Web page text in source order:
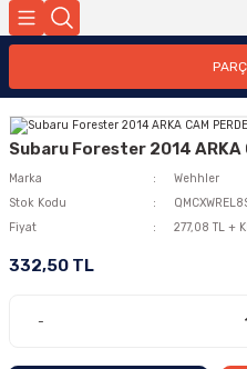
Subaru Forester 2014 ARKA
Marka
Wehhler
Stok Kodu
Fiyat
277,08 TL +
332,50 TL
-